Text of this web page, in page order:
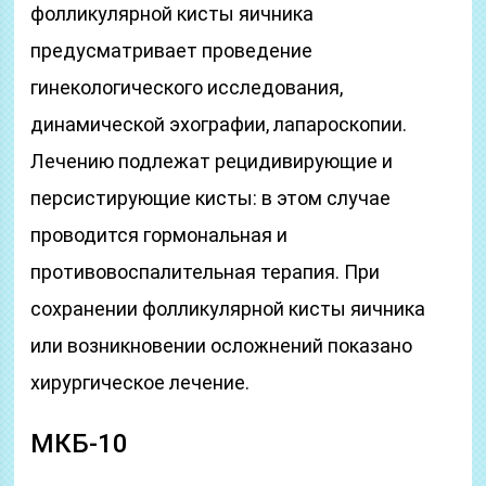
фолликулярной кисты яичника
предусматривает проведение
гинекологического исследования,
динамической эхографии, лапароскопии.
Лечению подлежат рецидивирующие и
персистирующие кисты: в этом случае
проводится гормональная и
противовоспалительная терапия. При
сохранении фолликулярной кисты яичника
или возникновении осложнений показано
хирургическое лечение.
МКБ-10